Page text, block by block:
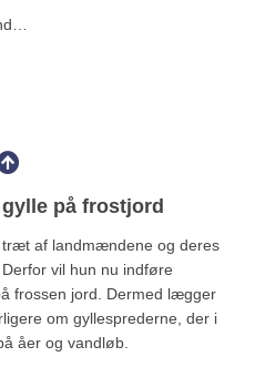
på frostjord
træt af landmændene og deres
vil hun nu indføre
frossen jord. Dermed lægger
om gyllesprederne, der i
åer og vandløb.